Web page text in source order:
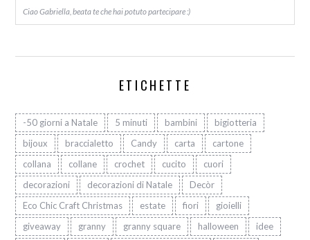
Ciao Gabriella, beata te che hai potuto partecipare :)
ETICHETTE
-50 giorni a Natale 5 minuti bambini
bigiotteria
bijoux
braccialetto Candy carta
cartone
collana
collane crochet cucito
cuori
decorazioni
decorazioni di Natale
Decòr
Eco Chic Craft Christmas
estate fiori
gioielli
giveaway
granny granny square halloween
idee